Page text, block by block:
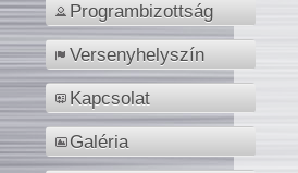
Programbizottság
Versenyhelyszín
Kapcsolat
Galéria